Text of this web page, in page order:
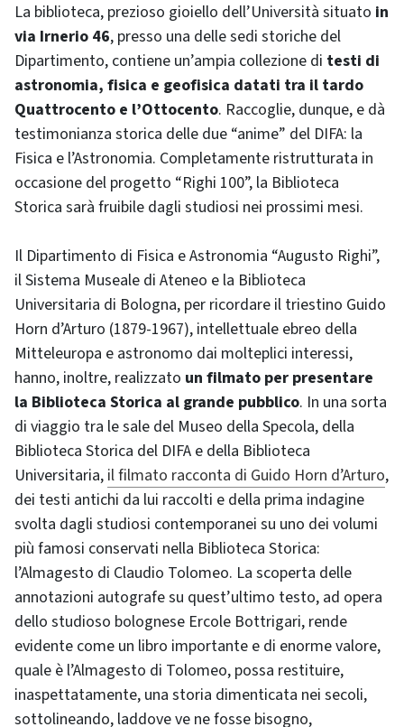
La biblioteca, prezioso gioiello dell’Università situato in
via Irnerio 46, presso una delle sedi storiche del
Dipartimento, contiene un’ampia collezione di testi di
astronomia, fisica e geofisica datati tra il tardo
Quattrocento e l’Ottocento. Raccoglie, dunque, e dà
testimonianza storica delle due “anime” del DIFA: la
Fisica e l’Astronomia. Completamente ristrutturata in
occasione del progetto “Righi 100”, la Biblioteca
Storica sarà fruibile dagli studiosi nei prossimi mesi.
Il Dipartimento di Fisica e Astronomia “Augusto Righi”,
il Sistema Museale di Ateneo e la Biblioteca
Universitaria di Bologna, per ricordare il triestino Guido
Horn d’Arturo (1879-1967), intellettuale ebreo della
Mitteleuropa e astronomo dai molteplici interessi,
hanno, inoltre, realizzato un filmato per presentare
la Biblioteca Storica al grande pubblico. In una sorta
di viaggio tra le sale del Museo della Specola, della
Biblioteca Storica del DIFA e della Biblioteca
Universitaria, il filmato racconta di Guido Horn d’Arturo,
dei testi antichi da lui raccolti e della prima indagine
svolta dagli studiosi contemporanei su uno dei volumi
più famosi conservati nella Biblioteca Storica:
l’Almagesto di Claudio Tolomeo. La scoperta delle
annotazioni autografe su quest’ultimo testo, ad opera
dello studioso bolognese Ercole Bottrigari, rende
evidente come un libro importante e di enorme valore,
quale è l’Almagesto di Tolomeo, possa restituire,
inaspettatamente, una storia dimenticata nei secoli,
sottolineando, laddove ve ne fosse bisogno,